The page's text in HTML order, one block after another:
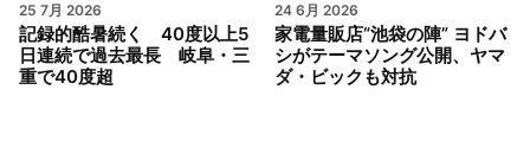
25 7月 2026
記録的酷暑続く 40度以上5
日連続で過去最長 岐阜・三
重で40度超
24 6月 2026
家電量販店“池袋の陣” ヨドバ
シがテーマソング公開、ヤマ
ダ・ビックも対抗